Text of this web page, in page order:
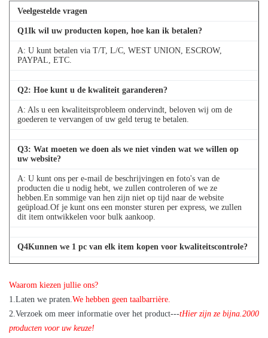
Veelgestelde vragen
Q1Ik wil uw producten kopen, hoe kan ik betalen?
A: U kunt betalen via T/T, L/C, WEST UNION, ESCROW,
PAYPAL, ETC.
Q2: Hoe kunt u de kwaliteit garanderen?
A: Als u een kwaliteitsprobleem ondervindt, beloven wij om de
goederen te vervangen of uw geld terug te betalen.
Q3: Wat moeten we doen als we niet vinden wat we willen op
uw website?
A: U kunt ons per e-mail de beschrijvingen en foto's van de
producten die u nodig hebt, we zullen controleren of we ze
hebben.En sommige van hen zijn niet op tijd naar de website
geüpload.Of je kunt ons een monster sturen per express, we zullen
dit item ontwikkelen voor bulk aankoop.
Q4Kunnen we 1 pc van elk item kopen voor kwaliteitscontrole?
A: Ja, we zijn blij om 1pc te sturen voor kwaliteitsonderzoek als we
Waarom kiezen jullie ons?
1 Laten we praten. We hebben geen taalbarrière.
2. Verzoek om meer informatie over het product---tHier zijn ze bijna. 2000
producten voor uw keuze!